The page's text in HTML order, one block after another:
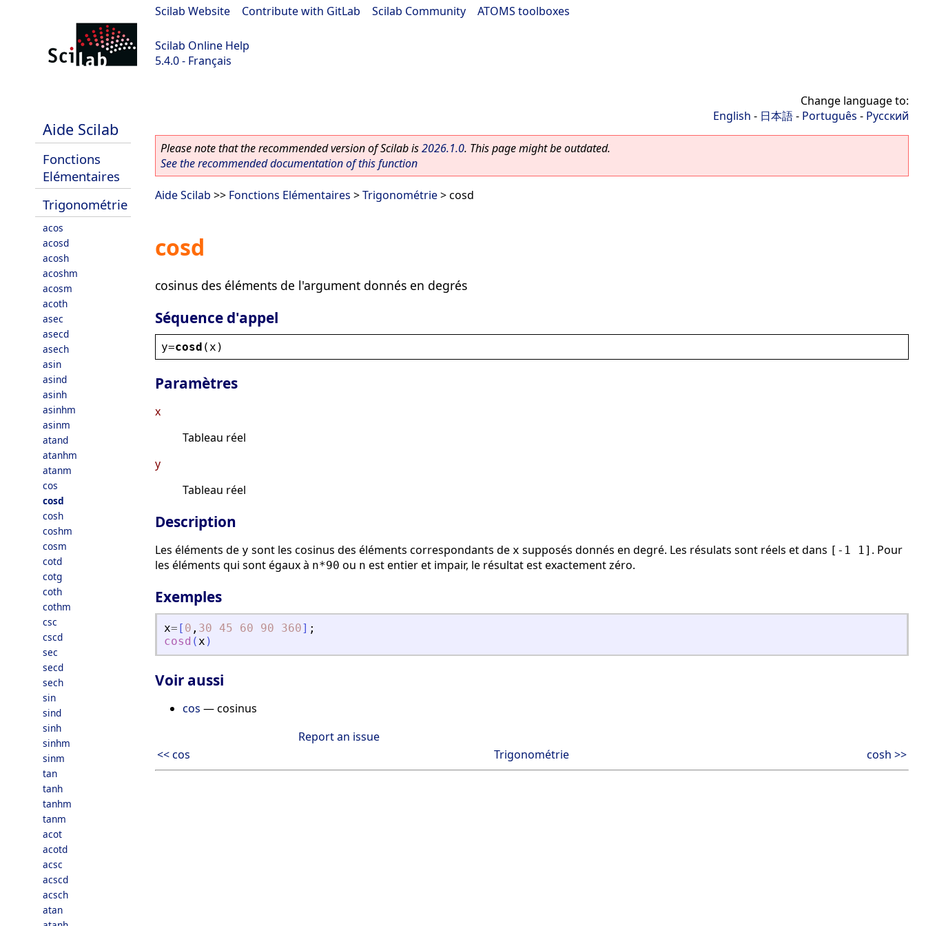
Scilab Website Contribute with GitLab Scilab Community ATOMS toolboxes
Scilab Online Help
5.4.0 - Français
Aide Scilab
Fonctions
Elémentaires
Trigonométrie
acos
acosd
acosh
acoshm
acosm
acoth
asec
asecd
asech
asin
asind
asinh
asinhm
asinm
atand
atanhm
atanm
cos
cosd
cosh
coshm
cosm
cotd
cotg
coth
cothm
csc
cscd
sec
secd
sech
sin
sind
sinh
sinhm
sinm
tan
tanh
tanhm
tanm
acot
acotd
acsc
acscd
acsch
atan
Change language to:
English - 日本語- Português - Русский
Please note that the recommended version of Scilab is2026.1.0. This page might be outdated.
See the recommended documentation of this function
Aide Scilab >> Fonctions Elémentaires >Trigonométrie> cosd
cosd
cosinus des éléments de l'argument donnés en degrés
Séquence d'appel
y=cosd ( x )
Paramètres
x
Tableau réel
y
Tableau réel
Description
Les éléments de y sont les cosinus des éléments correspondants de x supposés donnés en degré. Les résulats sont réels et dans [-1 1] . Pour
les éléments qui sont égaux à n*90 ou n est entier et impair, le résultat est exactement zéro.
Exemples
x= [ 0 , 30 45 60 90 360] ;
cosd (x )
Voir aussi
cos — cosinus
Report an issue
<< cos
Trigonométrie cosh >>